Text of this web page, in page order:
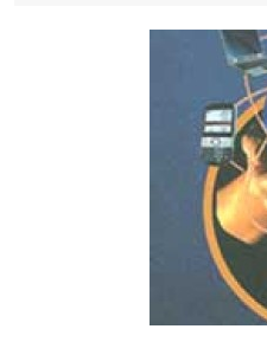
الطب أربعة مؤلفات هي:
ورسالته في جروح الرأس.
الدين والفلسفة.
يتكون في البحر ويتركب
أحمر أو شديد الحمرة وهو
ويسمى الش